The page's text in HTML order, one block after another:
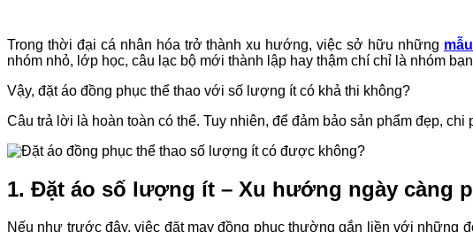
Trong thời đại cá nhân hóa trở thành xu hướng, việc sở hữu những
nhóm nhỏ, lớp học, câu lạc bộ mới thành lập hay thậm chí chỉ là nhóm
Vậy, đặt áo đồng phục thể thao với số lượng ít có khả thi không?
Câu trả lời là hoàn toàn có thể. Tuy nhiên, để đảm bảo sản phẩm đẹp,
1. Đặt áo số lượng ít – Xu hướng ngày càng
Nếu như trước đây, việc đặt may đồng phục thường gắn liền với những